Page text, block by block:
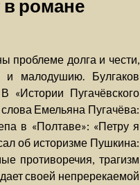
в романе
проблеме долга и чести,
и малодушию. Булгаков
«Истории Пугачёвского
Емельяна Пугачёва:
в «Полтаве»: «Петру я
об историзме Пушкина:
противоречия, трагизм
своей непререкаемой